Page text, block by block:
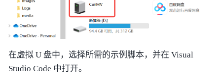
在虚拟 U 盘中，选择所需的示例脚本，并在 Visual
Studio Code 中打开。